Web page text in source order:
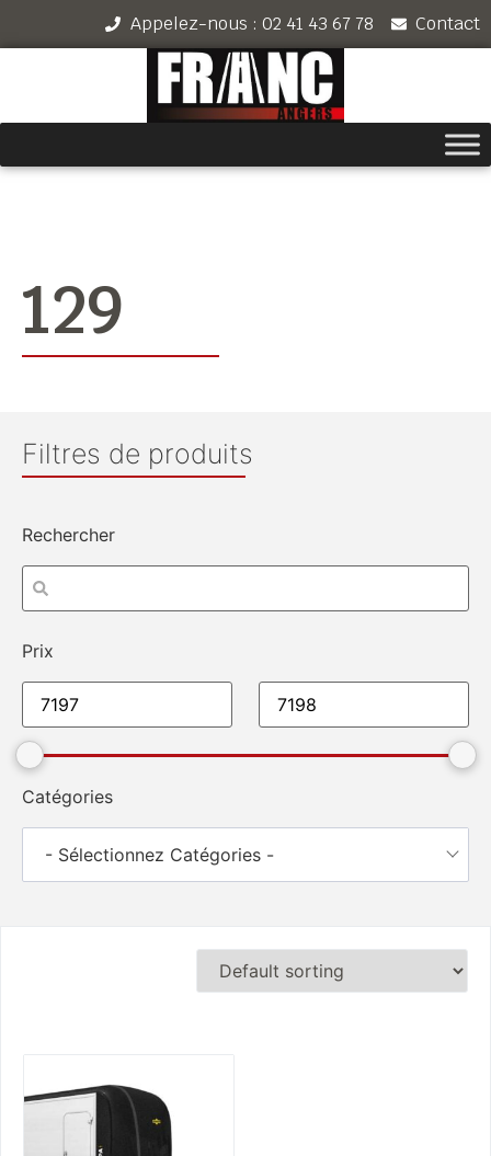
Appelez-nous : 02 41 43 67 78 Contact
129
Filtres de produits
Rechercher
Prix
Catégories
- Sélectionnez Catégories -